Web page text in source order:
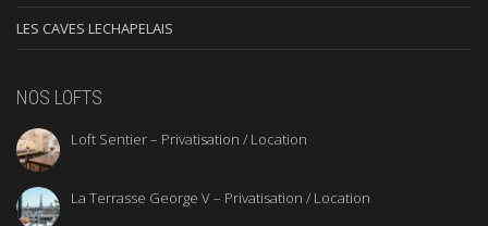
LES CAVES LECHAPELAIS
NOS LOFTS
Loft Sentier – Privatisation / Location
La Terrasse George V – Privatisation / Location